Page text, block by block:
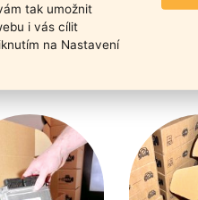
tak umožnit
i vás cílit
na Nastavení